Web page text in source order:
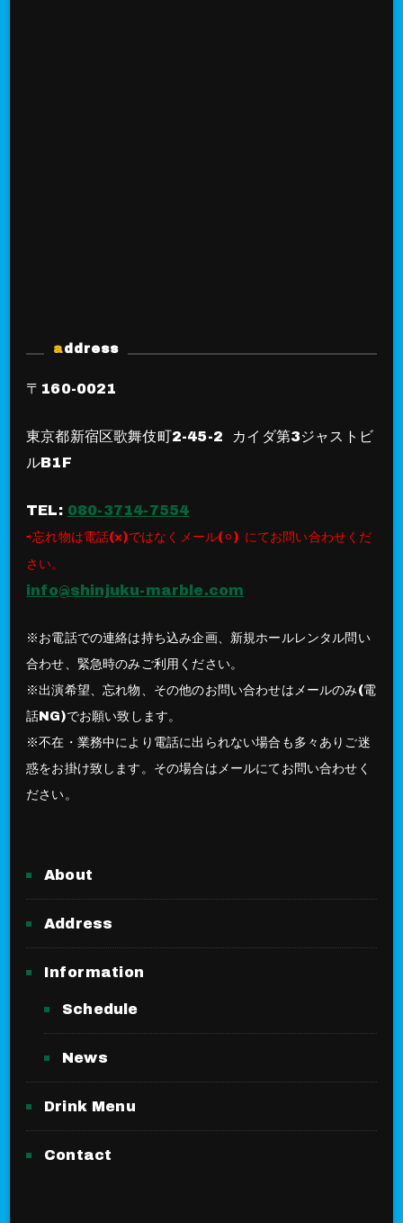
address
〒160-0021
東京都新宿区歌舞伎町2-45-2 カイダ第3ジャストビ
ルB1F
TEL: 080-3714-7554
⇨忘れ物は電話(×)ではなくメール(⚪︎) にてお問い合わせくだ
さい。
info@shinjuku-marble.com
※お電話での連絡は持ち込み企画、新規ホールレンタル問い
合わせ、緊急時のみご利用ください。
※出演希望、忘れ物、その他のお問い合わせはメールのみ(電
話NG)でお願い致します。
※不在・業務中により電話に出られない場合も多々ありご迷
惑をお掛け致します。その場合はメールにてお問い合わせく
ださい。
About
Address
Information
Schedule
News
Drink Menu
Contact